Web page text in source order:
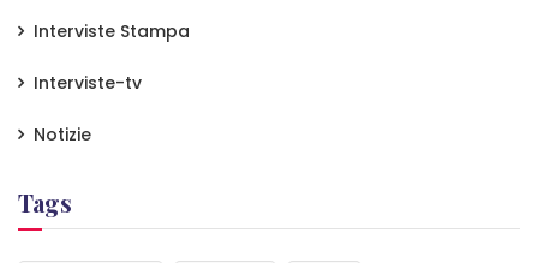
Interviste Stampa
Interviste-tv
Notizie
Tags